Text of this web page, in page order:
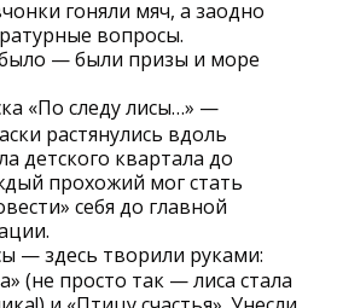
гоняли мяч, а заодно
вопросы.
— были призы и море
«По следу лисы…» —
растянулись вдоль
детского квартала до
прохожий мог стать
себя до главной
— здесь творили руками:
(не просто так — лиса стала